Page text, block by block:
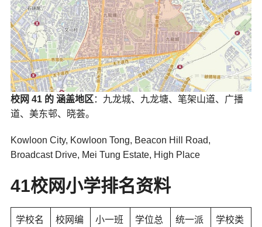
校网 41 的 涵盖地区 ：九龙城、九龙塘、笔架山道、广播
道、美东邨、晓荟。
Kowloon City, Kowloon Tong, Beacon Hill Road,
Broadcast Drive, Mei Tung Estate, High Place
41校网小学排名资料
学校名
校网编
小一班
学位总
统一派
学校类